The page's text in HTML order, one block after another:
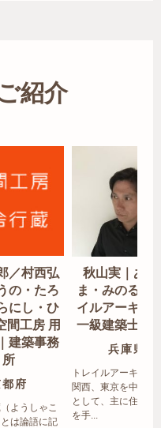
紹介
／村西弘
の・たろ
にし・ひ
間工房 用
建築事務
所
府
（ようしゃこ
は論語に記
秋山実｜あき
ま・みのる｜
イルアーキテ
一級建築士事
兵庫県
トレイルアーキテク
関西、東京を中心エ
として、主に住宅の
を手...